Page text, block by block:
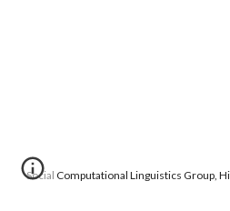
Social Computational Linguistics Group,